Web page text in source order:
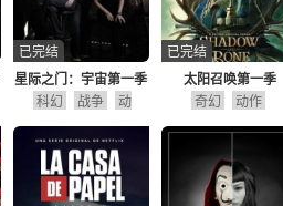
星际之门：宇宙第一季
已完结
科幻 战争
动
作
冒险
太阳召唤第一季
已完结
奇幻 动作